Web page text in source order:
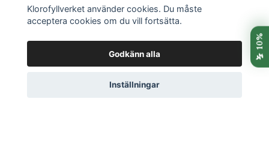
Klorofyllverket använder cookies. Du måste
acceptera cookies om du vill fortsätta.
Godkänn alla
Inställningar